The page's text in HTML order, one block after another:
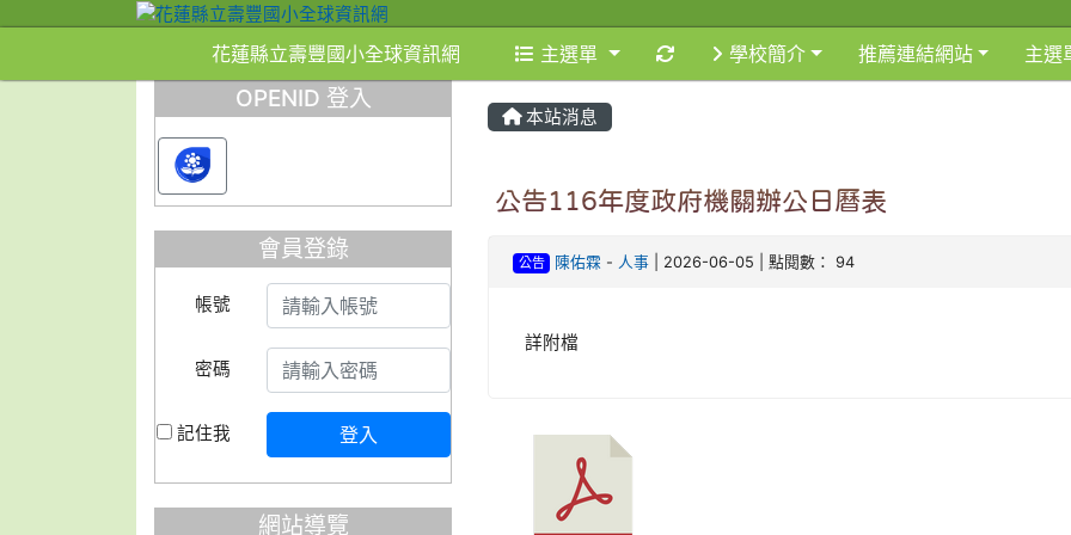
花蓮縣立壽豐國小全球資訊網 主選單 重新取得佈景設定
學校簡介 推薦連結網站 主選
本站消息
公告116年度政府機關辦公日曆表
公告 陳佑霖 - 人事| 2026-06-05 | 點閱數： 94
詳附檔
OPENID 登入
會員登錄
帳號
密碼
記住我 登入
網站導覽